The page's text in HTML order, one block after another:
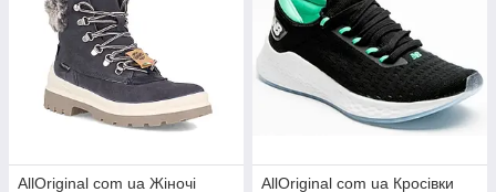
AllOriginal com ua Жіночі
AllOriginal com ua Кросівки